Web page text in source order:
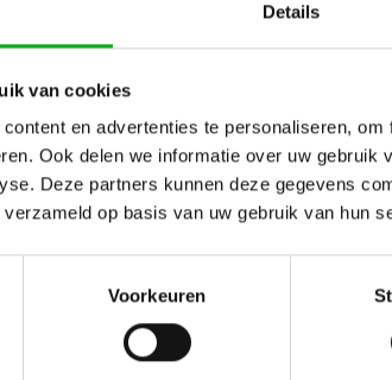
Details
van cookies
en advertenties te personaliseren,
Ook delen we informatie over uw gebruik
Deze partners kunnen deze gegevens
op basis van uw gebruik van hun
Voorkeuren
Pea Soup |
met 2
Direct leverbaar
DMX-gestuurde